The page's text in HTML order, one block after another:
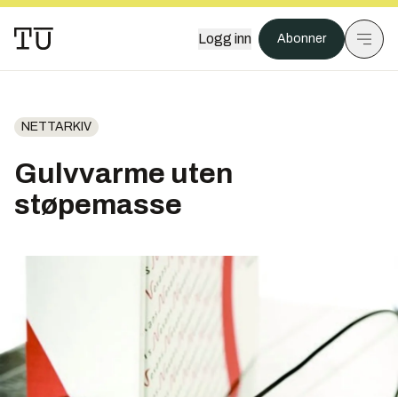
Logg inn Abonner
NETTARKIV
Gulvvarme uten
støpemasse